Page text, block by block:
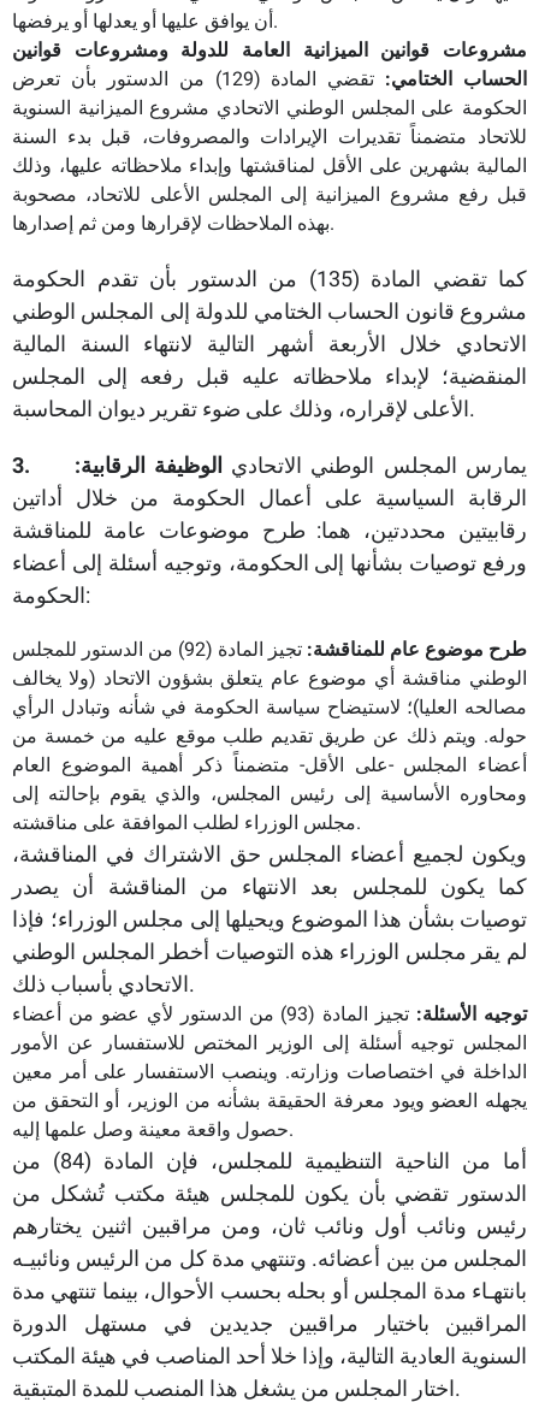
أن يوافق عليها أو يعدلها أو يرفضها.
مشروعات قوانين الميزانية العامة للدولة ومشروعات قوانين
الحساب الختامي:
تقضي المادة (129) من الدستور بأن تعرض
الحكومة على المجلس الوطني الاتحادي مشروع الميزانية السنوية
للاتحاد متضمناً تقديرات الإيرادات والمصروفات، قبل بدء السنة
المالية بشهرين على الأقل لمناقشتها وإبداء ملاحظاته عليها، وذلك
قبل رفع مشروع الميزانية إلى المجلس الأعلى للاتحاد، مصحوبة
بهذه الملاحظات لإقرارها ومن ثم إصدارها.
كما تقضي المادة (135) من الدستور بأن تقدم الحكومة
مشروع قانون الحساب الختامي للدولة إلى المجلس الوطني
الاتحادي خلال الأربعة أشهر التالية لانتهاء السنة المالية
المنقضية؛ لإبداء ملاحظاته عليه قبل رفعه إلى المجلس
الأعلى لإقراره، وذلك على ضوء تقرير ديوان المحاسبة.
3. الوظيفة الرقابية:
الرقابة السياسية على أعمال الحكومة من خلال أداتين
رقابيتين محددتين، هما: طرح موضوعات عامة للمناقشة
ورفع توصيات بشأنها إلى الحكومة، وتوجيه أسئلة إلى أعضاء
الحكومة:
طرح موضوع عام للمناقشة:
تجيز المادة (92) من الدستور للمجلس
الوطني مناقشة أي موضوع عام يتعلق بشؤون الاتحاد (ولا يخالف
مصالحه العليا)؛ لاستيضاح سياسة الحكومة في شأنه وتبادل الرأي
حوله. ويتم ذلك عن طريق تقديم طلب موقع عليه من خمسة من
أعضاء المجلس -على الأقل- متضمناً ذكر أهمية الموضوع العام
ومحاوره الأساسية إلى رئيس المجلس، والذي يقوم بإحالته إلى
مجلس الوزراء لطلب الموافقة على مناقشته.
ويكون لجميع أعضاء المجلس حق الاشتراك في المناقشة،
كما يكون للمجلس بعد الانتهاء من المناقشة أن يصدر
توصيات بشأن هذا الموضوع ويحيلها إلى مجلس الوزراء؛ فإذا
لم يقر مجلس الوزراء هذه التوصيات أخطر المجلس الوطني
الاتحادي بأسباب ذلك.
توجيه الأسئلة:
تجيز المادة (93) من الدستور لأي عضو من أعضاء
المجلس توجيه أسئلة إلى الوزير المختص للاستفسار عن الأمور
الداخلة في اختصاصات وزارته. وينصب الاستفسار على أمر معين
يجهله العضو ويود معرفة الحقيقة بشأنه من الوزير، أو التحقق من
حصول واقعة معينة وصل علمها إليه.
أما من الناحية التنظيمية للمجلس، فإن المادة (84) من
الدستور تقضي بأن يكون للمجلس هيئة مكتب تُشكل من
رئيس ونائب أول ونائب ثان، ومن مراقبين اثنين يختارهم
المجلس من بين أعضائه. وتنتهي مدة كل من الرئيس ونائبيـه
بانتهـاء مدة المجلس أو بحله بحسب الأحوال، بينما تنتهي مدة
المراقبين باختيار مراقبين جديدين في مستهل الدورة
السنوية العادية التالية، وإذا خلا أحد المناصب في هيئة المكتب
اختار المجلس من يشغل هذا المنصب للمدة المتبقية.